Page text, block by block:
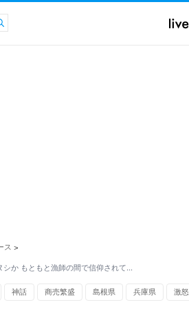
ス >
シか もともと漁師の間で信仰されて…
神話 商売繁盛 島根県 兵庫県 激怒